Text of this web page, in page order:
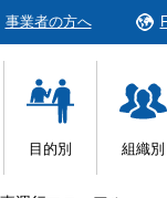
事業者の方へ
目的別 組織別